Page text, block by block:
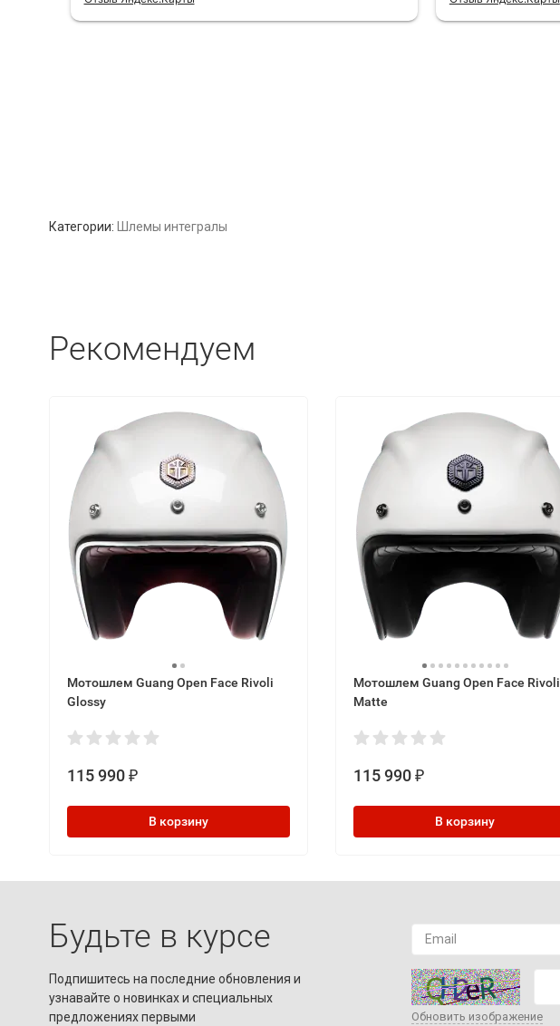
Категории: Шлемы интегралы
Рекомендуем
Мотошлем Guang Open Face Rivoli
Glossy
115 990 ₽
В корзину
Мотошлем Guang Open Face Rivoli
Matte
115 990 ₽
В корзину
Будьте в курсе
Подпишитесь на последние обновления и
узнавайте о новинках и специальных
предложениях первыми
Обновить изображение